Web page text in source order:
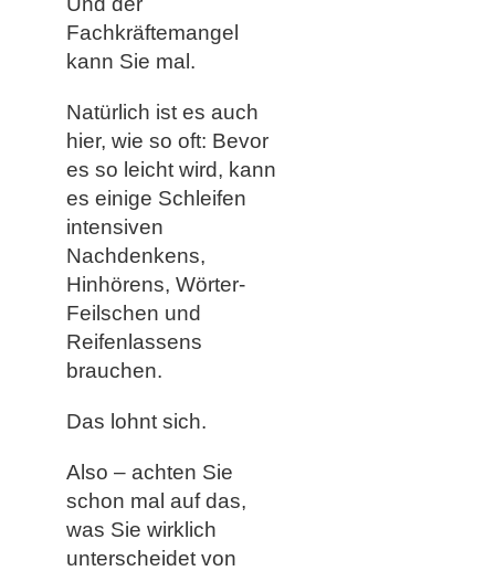
Fachkräftemangel
kann Sie mal.
Natürlich ist es auch
hier, wie so oft: Bevor
es so leicht wird, kann
es einige Schleifen
intensiven
Nachdenkens,
Hinhörens, Wörter-
Feilschen und
Reifenlassens
brauchen.
Das lohnt sich.
Also – achten Sie
schon mal auf das,
was Sie wirklich
unterscheidet von